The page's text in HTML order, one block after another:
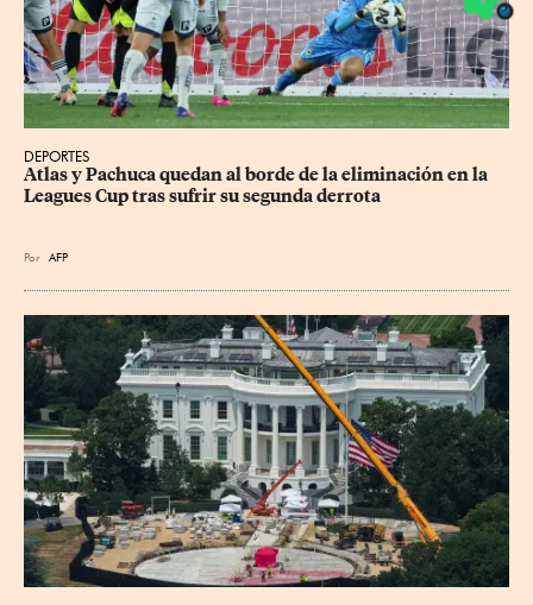
DEPORTES
Atlas y Pachuca quedan al borde de la eliminación en la
Leagues Cup tras sufrir su segunda derrota
Por AFP